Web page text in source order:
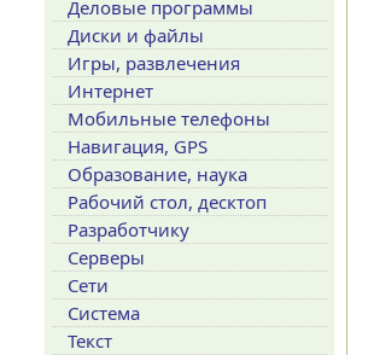
Деловые программы
Диски и файлы
Игры, развлечения
Интернет
Мобильные телефоны
Навигация, GPS
Образование, наука
Рабочий стол, десктоп
Разработчику
Серверы
Сети
Система
Текст